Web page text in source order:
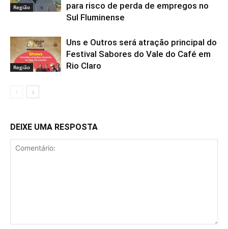
Região
para risco de perda de empregos no
Sul Fluminense
Região
Uns e Outros será atração principal do
Festival Sabores do Vale do Café em
Rio Claro
DEIXE UMA RESPOSTA